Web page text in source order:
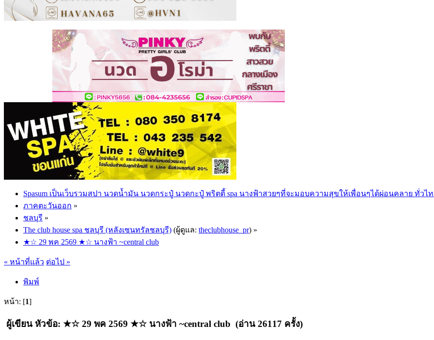
Spasum เป็นเว็บรวมสปา นวดน้ำมัน นวดกระปู๋ นวดกะปู๋ พริตตี้ spa นางฟ้าสวยๆที่จะมอบความสุขให้เพื่อนๆได้ผ่อนคลาย ทั่วไ
ภาคตะวันออก »
ชลบุรี »
The club house spa ชลบุรี (หลังเซนทรัลชลบุรี) (ผู้ดูแล: theclubhouse_pr) »
★☆ 29 พค 2569 ★☆ นางฟ้า ~central club
« หน้าที่แล้ว ต่อไป »
พิมพ์
หน้า: [1]
ผู้เขียน หัวข้อ: ★☆ 29 พค 2569 ★☆ นางฟ้า ~central club (อ่าน 26117 ครั้ง)